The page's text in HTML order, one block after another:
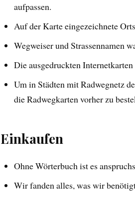
aufpassen.
Auf der Karte eingezeichnete
Wegweiser und Strassennamen
Die ausgedruckten
Um in Städten mit Radwegnetz
die Radwegkarten vorher zu
Einkaufen
Ohne Wörterbuch ist es
Wir fanden alles, was wir